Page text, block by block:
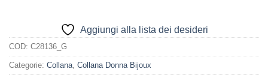
Aggiungi alla lista dei desideri
COD: C28136_G
Categorie: Collana Collana Donna Bijoux